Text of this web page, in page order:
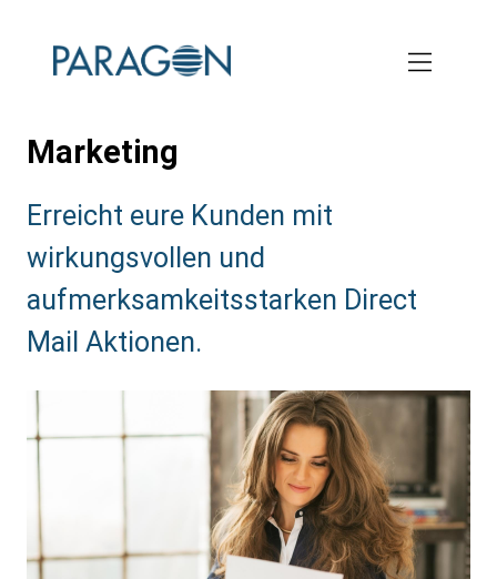
Marketing
Subtitle:
Erreicht eure Kunden mit
wirkungsvollen und
aufmerksamkeitsstarken Direct
Mail Aktionen.